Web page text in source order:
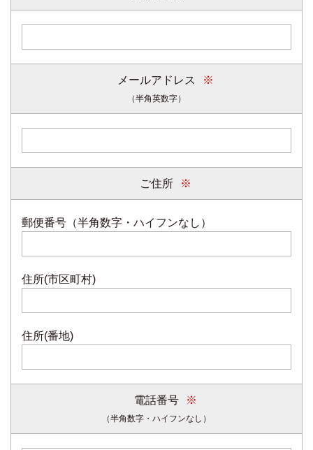
メールアドレス
（半角英数字）
ご住所
郵便番号（半角数字・ハイフンなし）
住所(市区町村)
住所(番地)
電話番号
（半角数字・ハイフンなし）